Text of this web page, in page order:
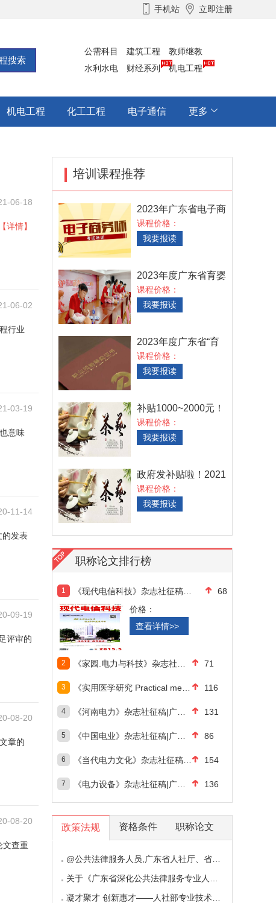
手机站 立即注册
公需科目 建筑工程
教师继教
水利水电
财经系列 机电工程
机电工程 化工工程 电子通信 更多
06-18
【详情】
06-02
行业
03-19
意味
11-14
发表
09-19
评审的
08-20
章的
08-20
文查重
培训课程推荐
2023年广东省电子商
务师职业技能等级
课程价格：
我要报读
2023年度广东省育婴
员职业技能等级培
课程价格：
我要报读
2023年度广东省“育
婴员”国家职业技
课程价格：
我要报读
补贴1000~2000元！
2021年度广东省初、
中
课程价格：
我要报读
政府发补贴啦！2021
年广东报考茶艺师
课程价格：
我要报读
职称论文排行榜
1
68
价格：
查看详情>>
2 71
3 116
4 131
5 86
6 154
7 136
政策法规 资格条件 职称论文
@公共法律服务人员,广东省人社厅、省司法厅印发
关于《广东省深化公共法律服务专业人员职称制
凝才聚才 创新惠才——人社部专业技术人员管理